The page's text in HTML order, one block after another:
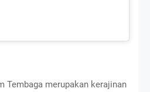
Tembaga merupakan kerajinan